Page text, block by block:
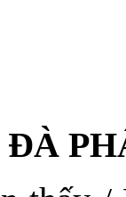
ĐÀ